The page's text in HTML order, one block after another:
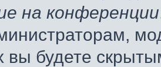
на конференции
вы будете